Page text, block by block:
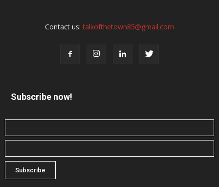
Contact us:talkofthetown85@gmail.com
Subscribe now!